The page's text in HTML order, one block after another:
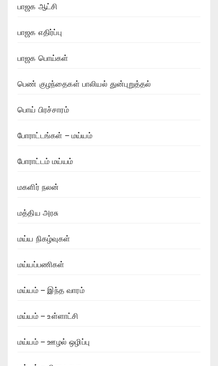
பாஜக ஆட்சி
பாஜக எதிர்ப்பு
பாஜக பொய்கள்
பெண் குழந்தைகள் பாலியல் துன்புறுத்தல்
பொய் பிரச்சாரம்
போராட்டங்கள் – மய்யம்
போராட்டம் மய்யம்
மகளிர் நலன்
மத்திய அரசு
மய்ய நிகழ்வுகள்
மய்யப்பணிகள்
மய்யம் – இந்த வாரம்
மய்யம் – உள்ளாட்சி
மய்யம் – ஊழல் ஒழிப்பு